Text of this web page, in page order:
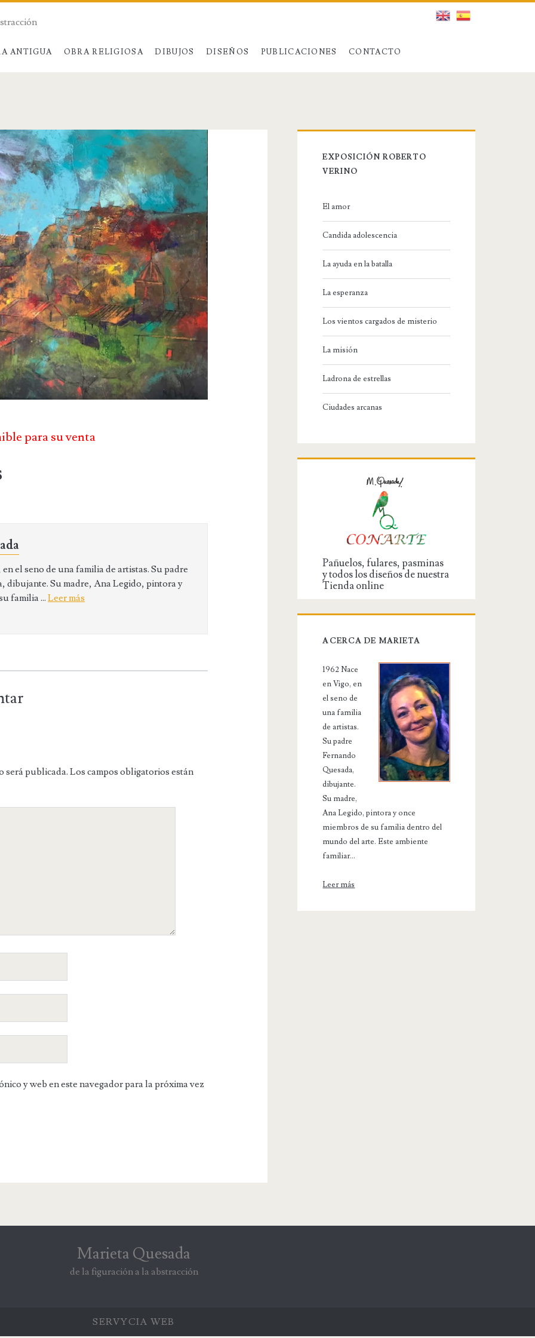
ANTIGUA OBRA RELIGIOSA DIBUJOS DISEÑOS PUBLICACIONES CONTACTO
para su venta
en el seno de una familia de artistas. Su padre
dibujante. Su madre, Ana Legido, pintora y
familia ...Leer más
será publicada. Los campos obligatorios están
y web en este navegador para la próxima vez
EXPOSICIÓN ROBERTO
VERINO
El amor
Candida adolescencia
La ayuda en la batalla
La esperanza
Los vientos cargados de misterio
La misión
Ladrona de estrellas
Ciudades arcanas
Pañuelos, fulares, pasminas
y todos los diseños de nuestra
Tienda online
ACERCA DE MARIETA
1962 Nace
en Vigo, en
el seno de
una familia
de artistas.
Su padre
Fernando
Quesada,
dibujante.
Su madre,
Ana Legido, pintora y once
miembros de su familia dentro del
mundo del arte. Este ambiente
familiar...
Leer más
Marieta Quesada
de la figuración a la abstracción
SERVYCIA WEB